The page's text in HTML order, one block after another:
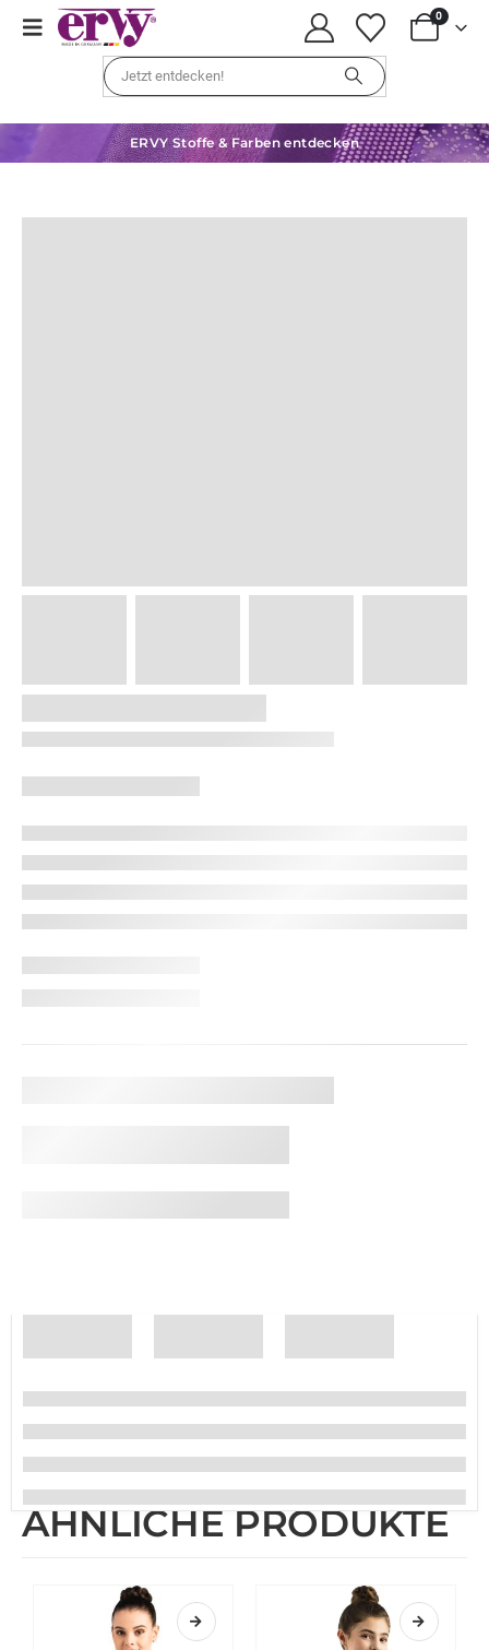
0
ERVY Stoffe & Farben entdecken
ÄHNLICHE PRODUKTE